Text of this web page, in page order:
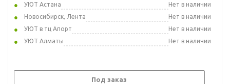
УЮТ Астана
Нет в наличии
Новосибирск, Лента
Нет в наличии
УЮТ в тц Апорт
Нет в наличии
УЮТ Алматы
Нет в наличии
Под заказ